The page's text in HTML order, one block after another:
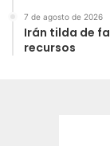
7 de agosto de 2026
Irán tilda de
recursos